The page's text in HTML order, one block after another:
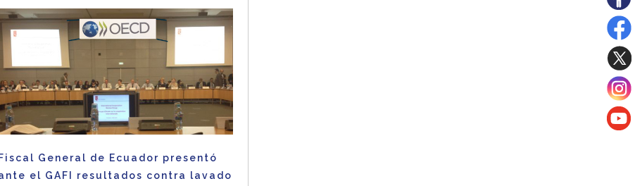
Fiscal General de Ecuador presentó
el GAFI resultados contra lavado